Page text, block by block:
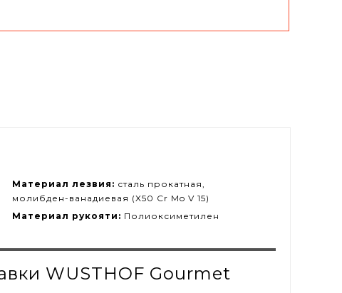
Материал лезвия: сталь прокатная,
молибден-ванадиевая (X50 Cr Mo V 15)
Материал рукояти: Полиоксиметилен
WUSTHOF Gourmet